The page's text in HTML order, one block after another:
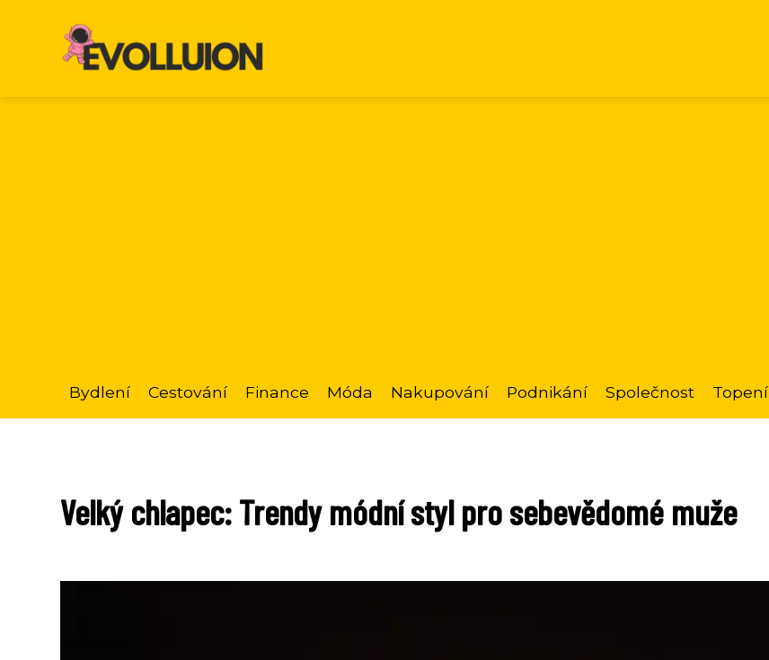
Bydlení Cestování Finance Móda Nakupování Podnikání Společnost Topení
Velký chlapec: Trendy módní styl pro sebevědomé muže